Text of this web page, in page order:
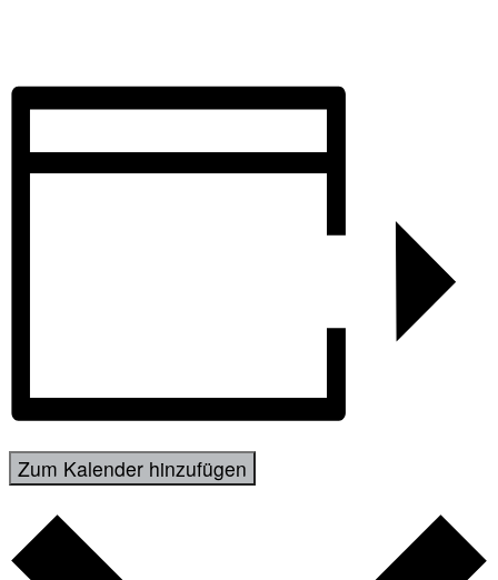
Zum Kalender hinzufügen